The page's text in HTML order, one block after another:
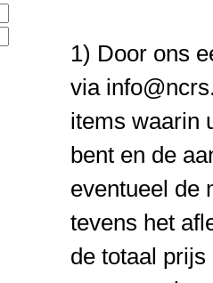
1) Door ons
via
items waarin
bent en de
eventueel de
tevens het
de totaal